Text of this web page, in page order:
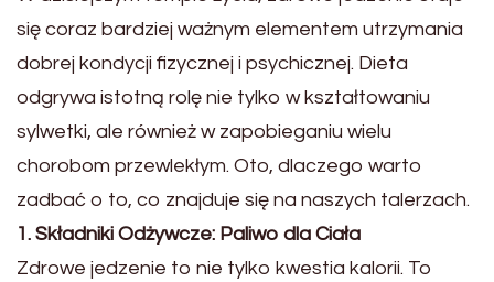
się coraz bardziej ważnym elementem utrzymania
dobrej kondycji fizycznej i psychicznej. Dieta
odgrywa istotną rolę nie tylko w kształtowaniu
sylwetki, ale również w zapobieganiu wielu
chorobom przewlekłym. Oto, dlaczego warto
zadbać o to, co znajduje się na naszych talerzach.
1. Składniki Odżywcze: Paliwo dla Ciała
Zdrowe jedzenie to nie tylko kwestia kalorii. To